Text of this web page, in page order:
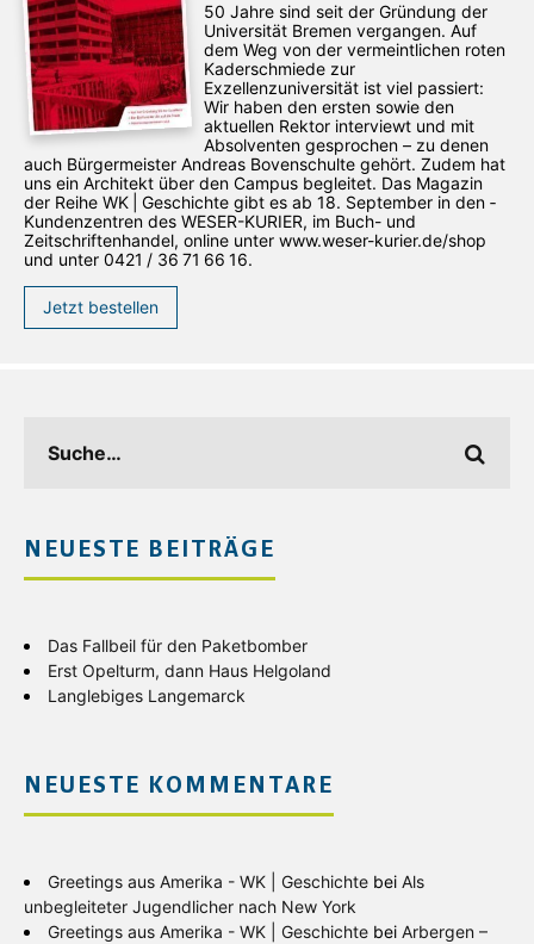
50 Jahre sind seit der Gründung der
Universität Bremen vergangen. Auf
dem Weg von der vermeintlichen roten
Kaderschmiede zur
Exzellenzuniversität ist viel passiert:
Wir haben den ersten sowie den
aktuellen Rektor interviewt und mit
Absolventen gesprochen – zu denen
auch Bürgermeister Andreas Bovenschulte gehört. Zudem hat
uns ein Architekt über den Campus begleitet. Das Magazin
der Reihe WK | Geschichte gibt es ab 18. September in den ­
Kundenzentren des WESER-­KURIER, im Buch- und
Zeitschriftenhandel, online unter www.weser-kurier.de/shop
und unter 0421 / 36 71 66 16.
Jetzt bestellen
NEUESTE BEITRÄGE
Das Fallbeil für den Paketbomber
Erst Opelturm, dann Haus Helgoland
Langlebiges Langemarck
NEUESTE KOMMENTARE
Greetings aus Amerika - WK | Geschichte bei Als
unbegleiteter Jugendlicher nach New York
Greetings aus Amerika - WK | Geschichte bei Arbergen –